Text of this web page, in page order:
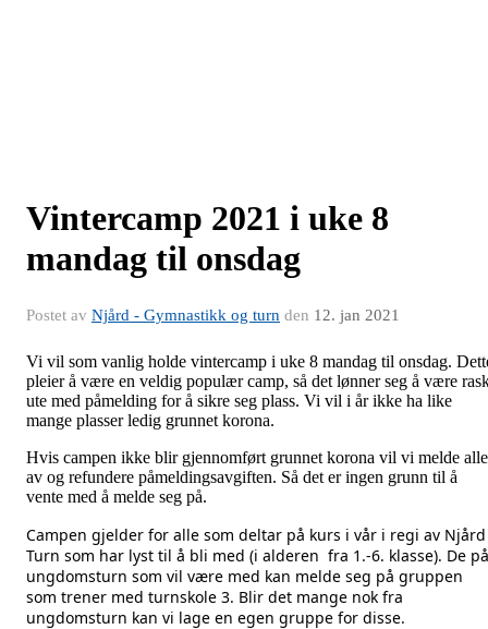
Vintercamp 2021 i uke 8
mandag til onsdag
Postet av Njård - Gymnastikk og turn den 12. jan 2021
Vi vil som vanlig holde vintercamp i uke 8 mandag til onsdag.
pleier å være en veldig populær camp, så det lønner seg å være
ute med påmelding for å sikre seg plass. Vi vil i år ikke ha like
mange plasser ledig grunnet korona.
Hvis campen ikke blir gjennomført grunnet korona vil vi melde alle
av og refundere påmeldingsavgiften. Så det er ingen grunn til å
vente med å melde seg på.
Campen gjelder for alle som deltar på kurs i vår i regi av Njård
Turn som har lyst til å bli med (i alderen fra 1.-6. klasse). De på
ungdomsturn som vil være med kan melde seg på gruppen
som trener med turnskole 3. Blir det mange nok fra
ungdomsturn kan vi lage en egen gruppe for disse.